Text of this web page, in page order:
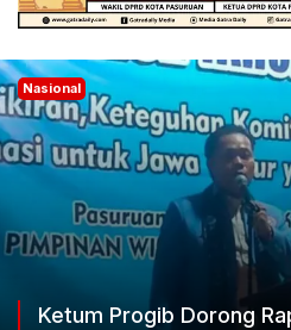
Nasional
Ketum Progib Dorong